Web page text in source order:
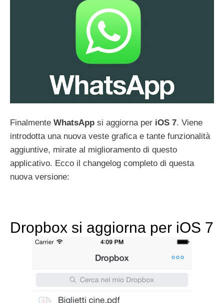
Finalmente WhatsApp si aggiorna per iOS 7. Viene
introdotta una nuova veste grafica e tante funzionalità
aggiuntive, mirate al miglioramento di questo
applicativo. Ecco il changelog completo di questa
nuova versione:
Dropbox si aggiorna per iOS 7